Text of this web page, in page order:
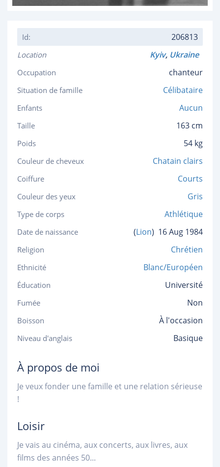
Id: 206813
Location Kyiv, Ukraine
Occupation chanteur
Situation de famille Célibataire
Enfants Aucun
Taille 163 cm
Poids 54 kg
Couleur de cheveux Chatain clairs
Coiffure Courts
Couleur des yeux Gris
Type de corps Athlétique
Date de naissance (Lion) 16 Aug 1984
Religion Chrétien
Ethnicité Blanc/Européen
Éducation Université
Fumée Non
Boisson À l'occasion
Niveau d'anglais Basique
À propos de moi
Je veux fonder une famille et une relation sérieuse
!
Loisir
Je vais au cinéma, aux concerts, aux livres, aux
films des années 50...